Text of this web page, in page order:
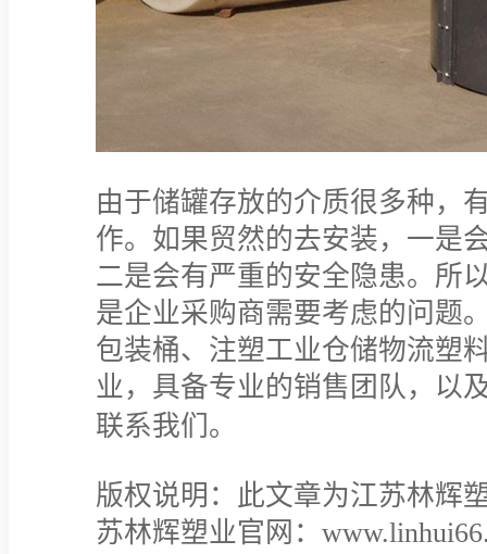
由于储罐存放的介质很多种，
作。如果贸然的去安装，一是
二是会有严重的安全隐患。所
是企业采购商需要考虑的问题
包装桶、注塑工业仓储物流塑
业，具备专业的销售团队，以
联系我们。
版权说明：此文章为江苏林辉
苏林辉塑业官网：